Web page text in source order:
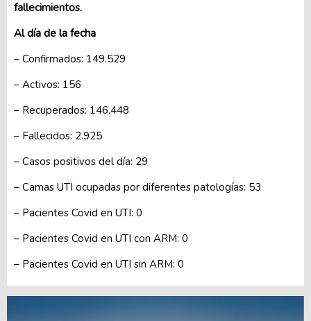
fallecimientos.
Al día de la fecha
– Confirmados: 149.529
– Activos: 156
– Recuperados: 146.448
– Fallecidos: 2.925
– Casos positivos del día: 29
– Camas UTI ocupadas por diferentes patologías: 53
– Pacientes Covid en UTI: 0
– Pacientes Covid en UTI con ARM: 0
– Pacientes Covid en UTI sin ARM: 0